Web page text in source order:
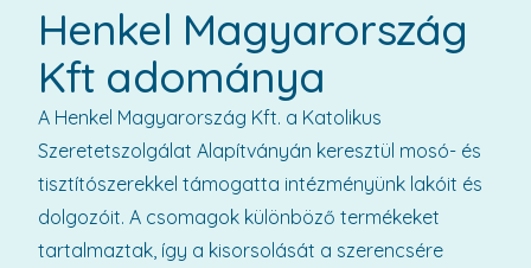
Henkel Magyarország
Kft adománya
A Henkel Magyarország Kft. a Katolikus
Szeretetszolgálat Alapítványán keresztül mosó- és
tisztítószerekkel támogatta intézményünk lakóit és
dolgozóit. A csomagok különböző termékeket
tartalmaztak, így a kisorsolását a szerencsére